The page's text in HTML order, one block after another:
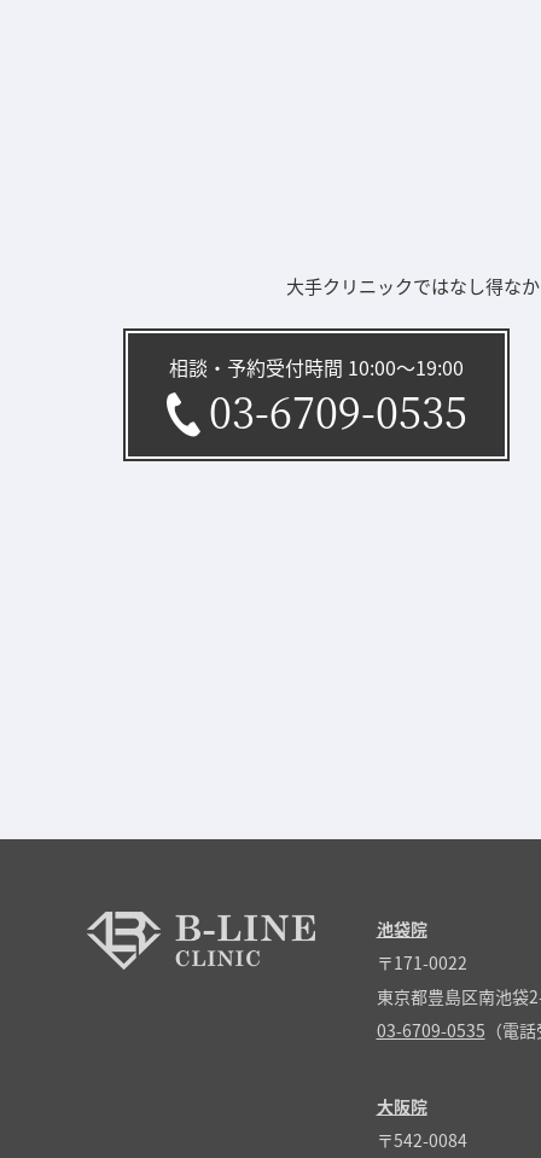
大手クリニックではなし得な
相談・予約受付時間 10:00〜19:00
03-6709-0535
池袋院
〒171-0022
東京都豊島区南池袋
03-6709-0535 （電
大阪院
〒542-0084